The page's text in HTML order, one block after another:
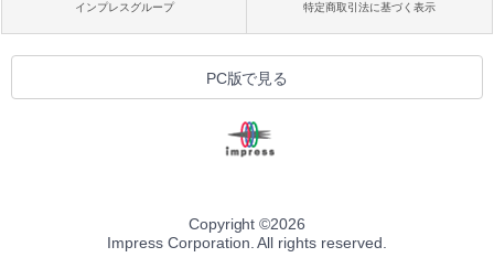
インプレスグループ 特定商取引法に基づく表示
PC版で見る
Copyright ©2026
Impress Corporation. All rights reserved.